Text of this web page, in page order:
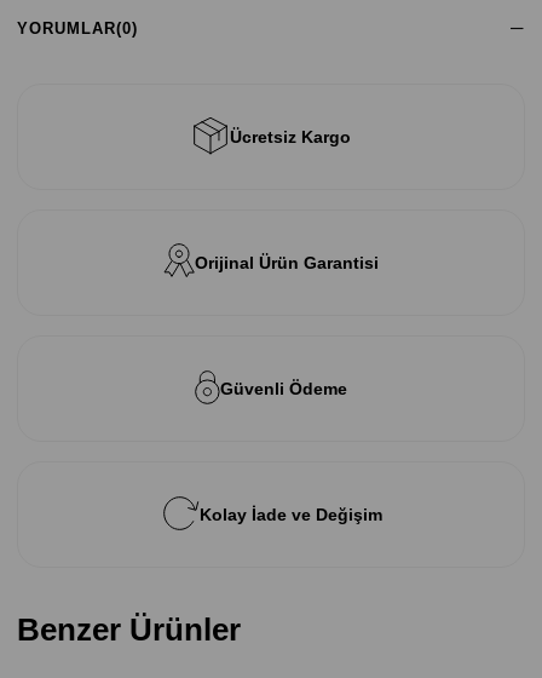
YORUMLAR(0)
Ücretsiz Kargo
Orijinal Ürün Garantisi
Güvenli Ödeme
Kolay İade ve Değişim
Benzer Ürünler